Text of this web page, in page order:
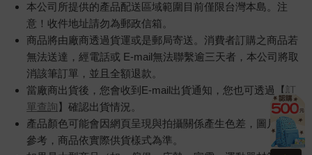
本公司所提供的產品配送區域範圍目前僅限台灣本島。注
意！收件地址請勿為郵政信箱。
商品將由廠商透過貨運或是郵局寄送。消費者訂購之商品若
無法送達，經電話或 E-mail無法聯繫逾三天者，本公司將取
消該筆訂單，並且全額退款。
當廠商出貨後，您會收到E-mail出貨通知，您也可透過【訂
單查詢】確認出貨情況。
產品顏色可能會因網頁呈現與拍攝關係產生色差，圖片僅供
參考，商品依實際供貨樣式為準。